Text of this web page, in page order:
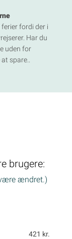
fordi der i
Har du
uden for
spare..
brugere:
ændret.)
421 kr.